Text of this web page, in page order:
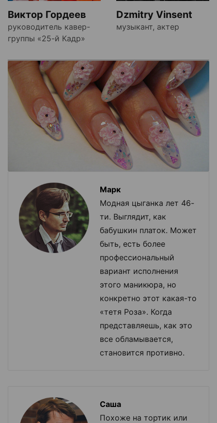
Виктор Гордеев
руководитель кавер-
группы «25-й Кадр»
Dzmitry Vinsent
музыкант, актер
Марк
Модная цыганка лет 46-
ти. Выглядит, как
бабушкин платок. Может
быть, есть более
профессиональный
вариант исполнения
этого маникюра, но
конкретно этот какая-то
«тетя Роза». Когда
представляешь, как это
все обламывается,
становится противно.
Саша
Похоже на тортик или